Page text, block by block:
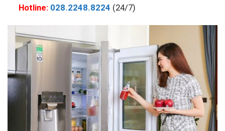
Hotline: 028.2248.8224 (24/7)